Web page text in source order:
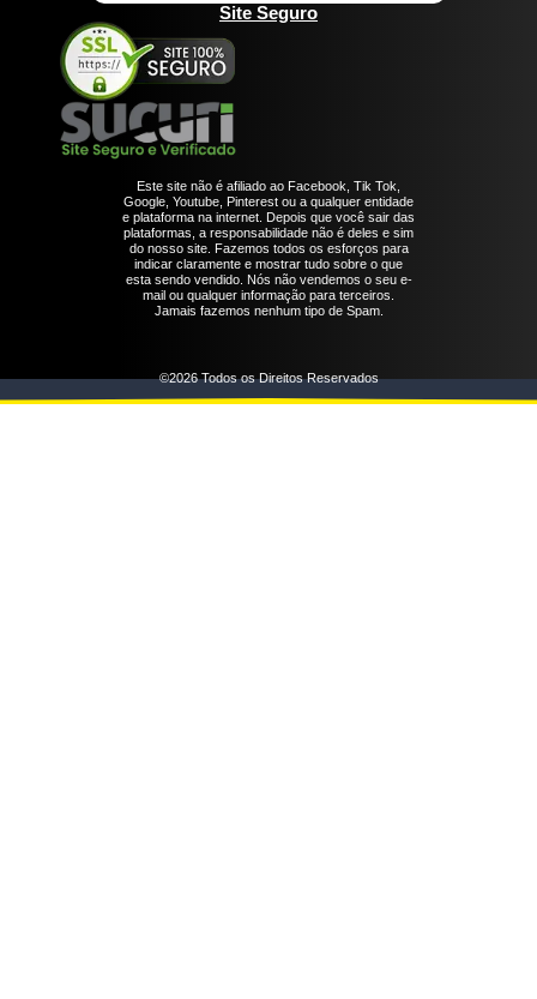
Site Seguro
Este site não é afiliado ao Facebook, Tik Tok,
Google, Youtube, Pinterest ou a qualquer entidade
e plataforma na internet. Depois que você sair das
plataformas, a responsabilidade não é deles e sim
do nosso site. Fazemos todos os esforços para
indicar claramente e mostrar tudo sobre o que
esta sendo vendido. Nós não vendemos o seu e-
mail ou qualquer informação para terceiros.
Jamais fazemos nenhum tipo de Spam.
©2026 Todos os Direitos Reservados